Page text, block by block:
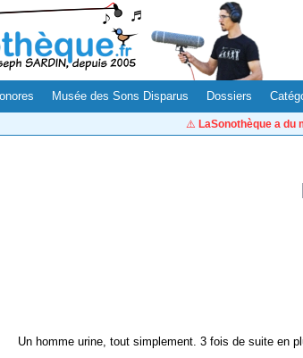
Musée des Sons Disparus Dossiers
⚠️ LaSonothèque a du
Un homme urine, tout simplement. 3 fois de suite en